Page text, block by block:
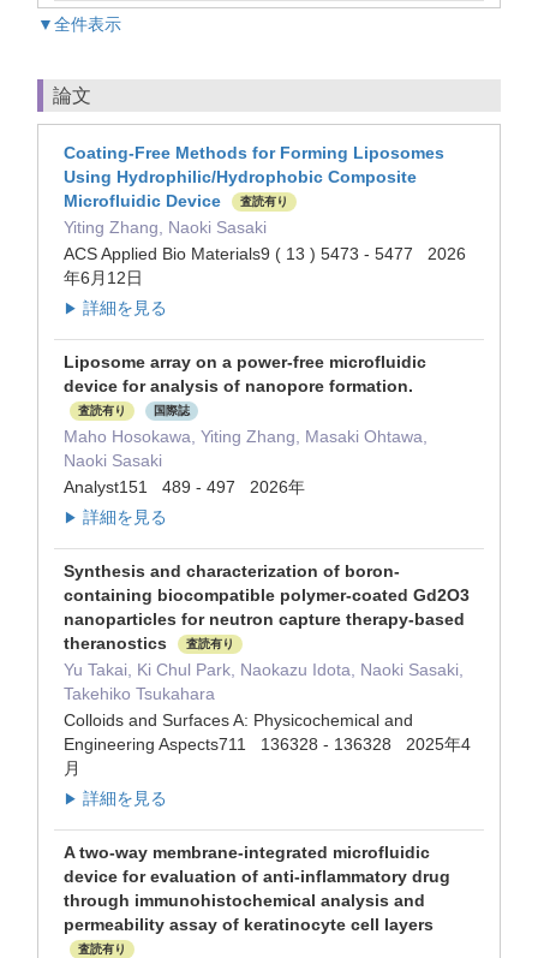
▼全件表示
論文
Coating-Free Methods for Forming Liposomes
Using Hydrophilic/Hydrophobic Composite
Microfluidic Device
査読有り
Yiting Zhang, Naoki Sasaki
ACS Applied Bio Materials9 ( 13 ) 5473 - 5477 2026
年6月12日
▶ 詳細を見る
Liposome array on a power-free microfluidic
device for analysis of nanopore formation.
査読有り 国際誌
Maho Hosokawa, Yiting Zhang, Masaki Ohtawa,
Naoki Sasaki
Analyst151 489 - 497 2026年
▶ 詳細を見る
Synthesis and characterization of boron-
containing biocompatible polymer-coated Gd2O3
nanoparticles for neutron capture therapy-based
theranostics
査読有り
Yu Takai, Ki Chul Park, Naokazu Idota, Naoki Sasaki,
Takehiko Tsukahara
Colloids and Surfaces A: Physicochemical and
Engineering Aspects711 136328 - 136328 2025年4
月
▶ 詳細を見る
A two-way membrane-integrated microfluidic
device for evaluation of anti-inflammatory drug
through immunohistochemical analysis and
permeability assay of keratinocyte cell layers
査読有り